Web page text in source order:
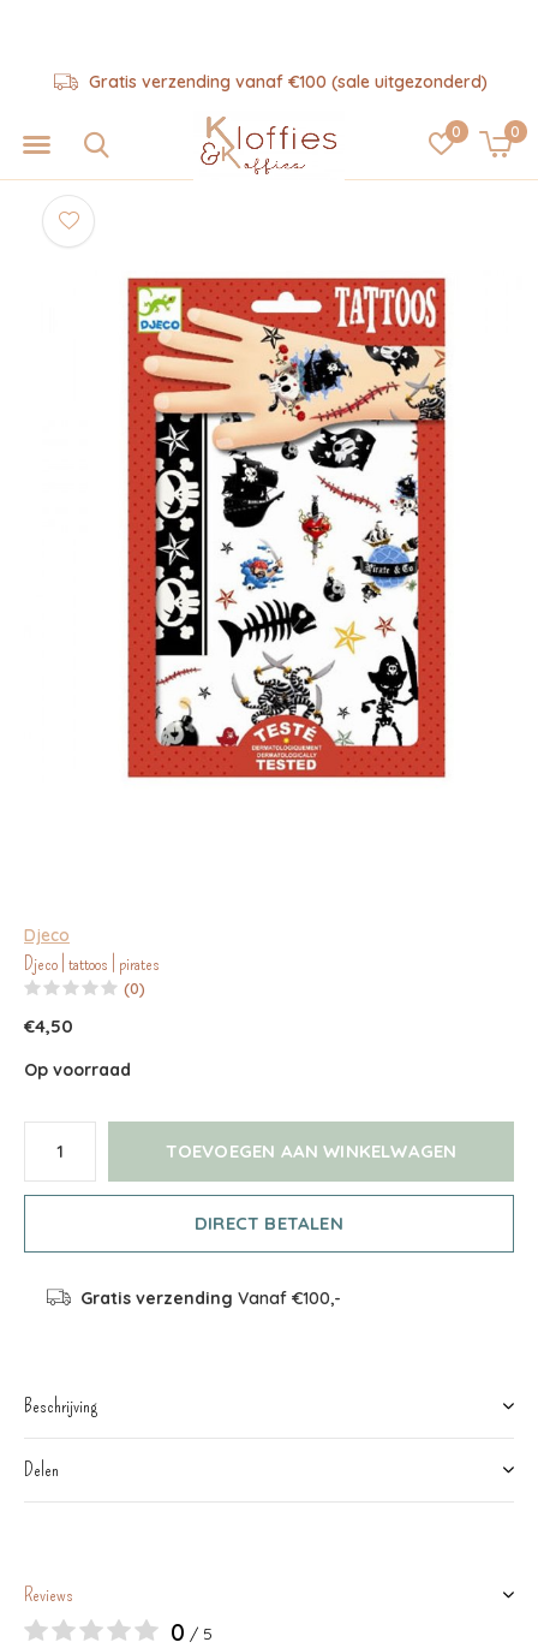
0 0
Gratis verzending vanaf €100 (sale uitgezonderd)
Djeco
Djeco | tattoos | pirates
(0)
€4,50
Op voorraad
TOEVOEGEN AAN WINKELWAGEN
DIRECT BETALEN
Gratis verzending Vanaf €100,-
Beschrijving
Delen
Reviews
0 / 5